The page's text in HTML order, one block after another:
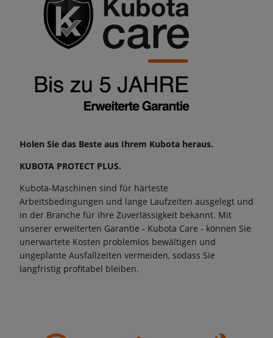
Holen Sie das Beste aus Ihrem Kubota heraus.
KUBOTA PROTECT PLUS.
Kubota-Maschinen sind für härteste
Arbeitsbedingungen und lange Laufzeiten ausgelegt und
in der Branche für ihre Zuverlässigkeit bekannt. Mit
unserer erweiterten Garantie - Kubota Care - können Sie
unerwartete Kosten problemlos bewältigen und
ungeplante Ausfallzeiten vermeiden, sodass Sie
langfristig profitabel bleiben.